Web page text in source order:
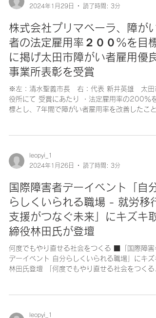
2024年1月29日
読了時間: 3分
株式会社プリマベーラ、障がい
者の法定雇用率２００％を目標
に掲げ太田市障がい者雇用優良
事業所表彰を受賞
※左：清水聖義市長 右：代表 新井英雄 太田
役所にて 受賞にあたり ・法定雇用率の200％を
標とし、7年間で障がい者雇用率を改善したこと
leopyi_1
2024年1月26日
読了時間: 3分
国際障害者デーイベント「自分
らしくいられる職場 - 就労移行
支援がつなぐ未来」にキズキ取
締役林田氏が登壇
何度でもやり直せる社会をつくる ■「国際障害
デーイベント 自分らしくいられる職場」にキズ
林田氏登壇 「何度でもやり直せる社会をつくる
leopyi_1